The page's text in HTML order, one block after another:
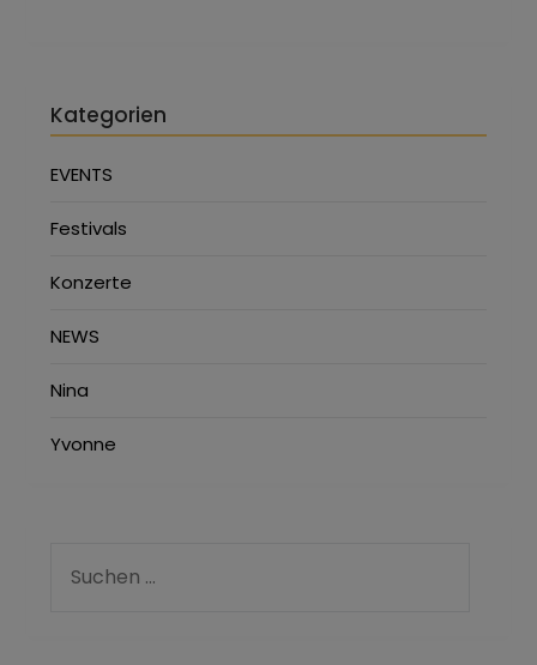
Kategorien
EVENTS
Festivals
Konzerte
NEWS
Nina
Yvonne